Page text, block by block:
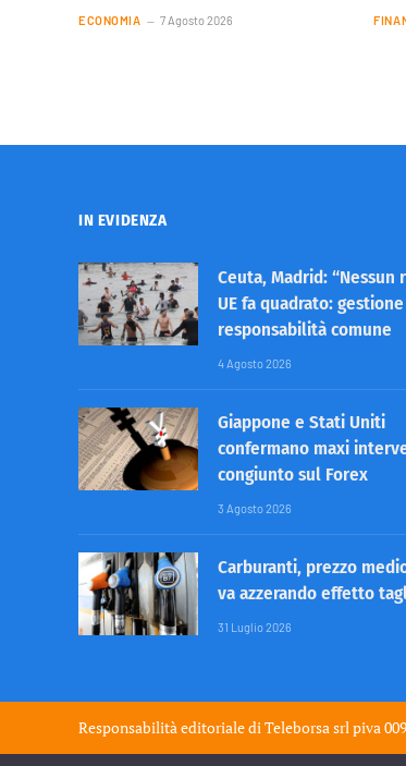
ECONOMIA 7 Agosto 2026
IN EVIDENZA
Ceuta, Madrid: “Nessun
UE fa quadrato:
responsabilità comune
4 Agosto 2026
Giappone e Stati Uniti
confermano maxi
congiunto sul Forex
3 Agosto 2026
Carburanti, prezzo
va azzerando effetto
31 Luglio 2026
Responsabilità editoriale di Teleborsa srl piva